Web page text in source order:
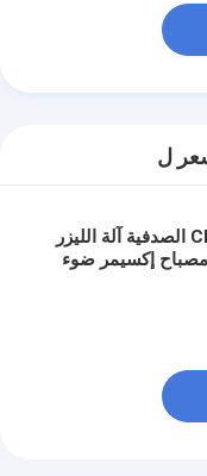
ل
CE FDA الصدفية آلة الليزر
XeCl مصباح إكسيمر ضوء